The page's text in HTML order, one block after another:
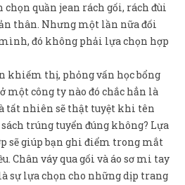
quần jean rách gối, rách đùi
thân. Nhưng một lần nữa đối
đó không phải lựa chọn hợp
khiếm thị, phỏng vấn học bổng
một công ty nào đó chắc hẳn là
tất nhiên sẽ thật tuyệt khi tên
trúng tuyển đúng không? Lựa
sẽ giúp bạn ghi điểm trong mắt
Chân váy qua gối và áo sơ mi tay
sự lựa chọn cho những dịp trang